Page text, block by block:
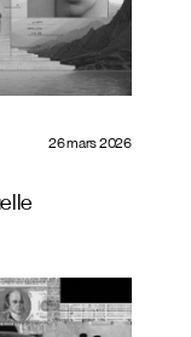
26 mars 2026